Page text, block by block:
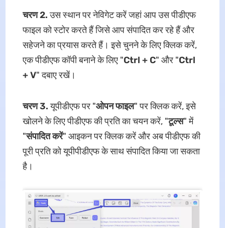
चरण 2.उस स्थान पर नेविगेट करें जहां आप उस पीडीएफ
फाइल को स्टोर करते हैं जिसे आप संपादित कर रहे हैं और
सहेजने का प्रयास करते हैं। इसे चुनने के लिए क्लिक करें,
एक पीडीएफ कॉपी बनाने के लिए "Ctrl + C" और "Ctrl
+ V" दबाए रखें।
चरण 3.यूपीडीएफ पर "ओपन फाइल" पर क्लिक करें, इसे
खोलने के लिए पीडीएफ की प्रति का चयन करें, "टूल्स" में
"संपादित करें" आइकन पर क्लिक करें और अब पीडीएफ की
पूरी प्रति को यूपीपीडीएफ के साथ संपादित किया जा सकता
है।